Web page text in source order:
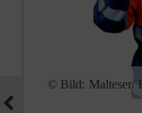
© Bild: Malteser/